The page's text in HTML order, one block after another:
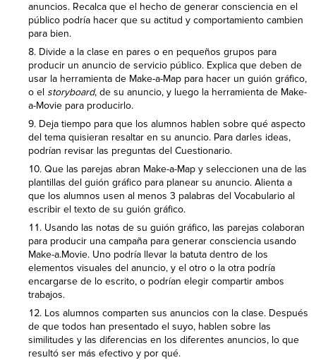
anuncios. Recalca que el hecho de generar consciencia en el
público podría hacer que su actitud y comportamiento cambien
para bien.
Divide a la clase en pares o en pequeños grupos para
producir un anuncio de servicio público. Explica que deben de
usar la herramienta de Make-a-Map para hacer un guión gráfico,
o el storyboard, de su anuncio, y luego la herramienta de Make-
a-Movie para producirlo.
Deja tiempo para que los alumnos hablen sobre qué aspecto
del tema quisieran resaltar en su anuncio. Para darles ideas,
podrían revisar las preguntas del Cuestionario.
Que las parejas abran Make-a-Map y seleccionen una de las
plantillas del guión gráfico para planear su anuncio. Alienta a
que los alumnos usen al menos 3 palabras del Vocabulario al
escribir el texto de su guión gráfico.
Usando las notas de su guión gráfico, las parejas colaboran
para producir una campaña para generar consciencia usando
Make-a.Movie. Uno podría llevar la batuta dentro de los
elementos visuales del anuncio, y el otro o la otra podría
encargarse de lo escrito, o podrían elegir compartir ambos
trabajos.
Los alumnos comparten sus anuncios con la clase. Después
de que todos han presentado el suyo, hablen sobre las
similitudes y las diferencias en los diferentes anuncios, lo que
resultó ser más efectivo y por qué.